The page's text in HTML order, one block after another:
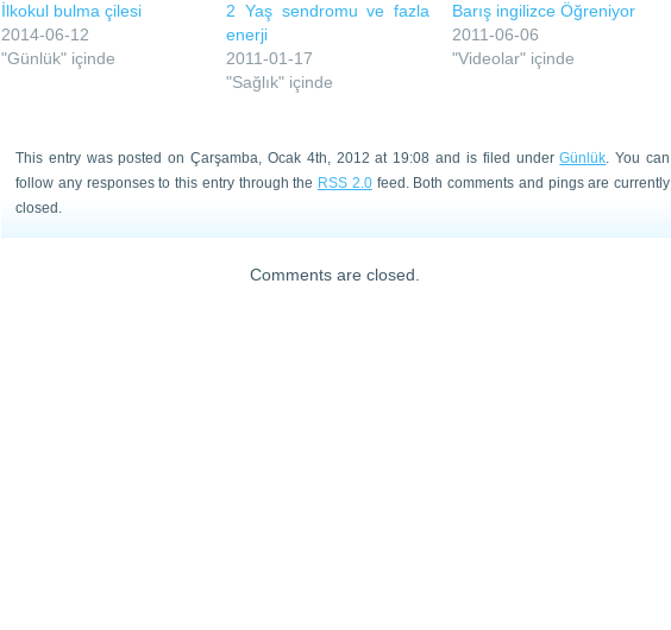
İlkokul bulma çilesi
2014-06-12
"Günlük" içinde
2 Yaş sendromu ve fazla
enerji
2011-01-17
"Sağlık" içinde
Barış ingilizce Öğreniyor
2011-06-06
"Videolar" içinde
This entry was posted on Çarşamba, Ocak 4th, 2012 at 19:08 and is filed underGünlük . You can
follow any responses to this entry through the RSS 2.0feed. Both comments and pings are currently
closed.
Comments are closed.